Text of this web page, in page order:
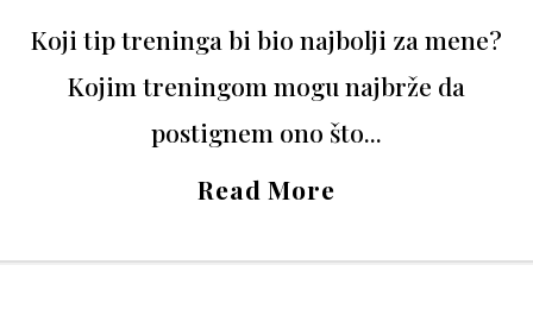
Koji tip treninga bi bio najbolji za mene?
Kojim treningom mogu najbrže da
postignem ono što...
Read More